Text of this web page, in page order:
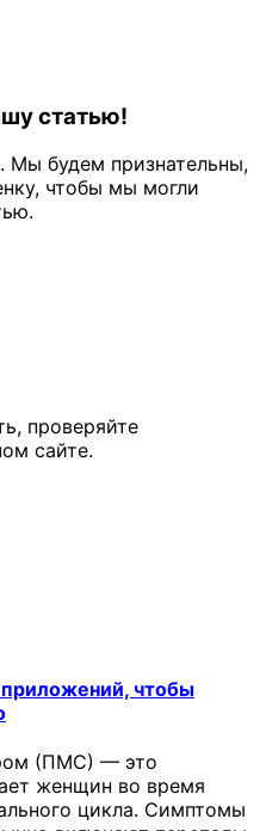
статью!
Мы будем признательны,
чтобы мы могли
проверяйте
сайте.
чтобы
(ПМС) — это
женщин во время
цикла. Симптомы